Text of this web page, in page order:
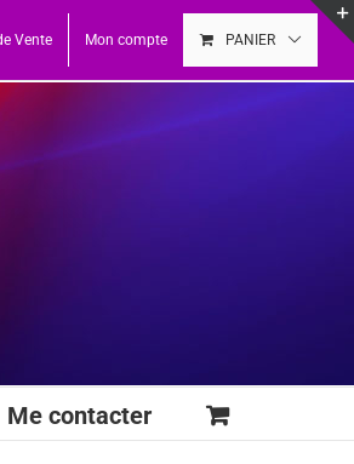
Vente Mon compte PANIER
Me contacter